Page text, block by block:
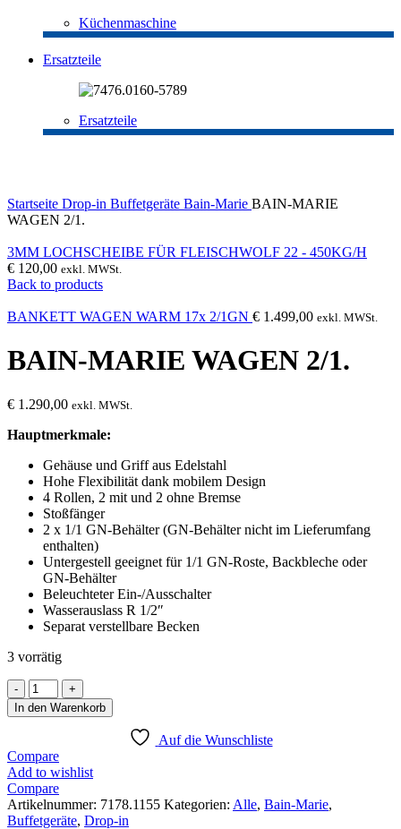
Küchenmaschine
Ersatzteile
Ersatzteile
Startseite Drop-in Buffetgeräte Bain-Marie BAIN-MARIE
WAGEN 2/1.
3MM LOCHSCHEIBE FÜR FLEISCHWOLF 22 - 450KG/H
€ 120,00 exkl. MWSt.
Back to products
BANKETT WAGEN WARM 17x 2/1GN € 1.499,00 exkl. MWSt.
BAIN-MARIE WAGEN 2/1.
€ 1.290,00 exkl. MWSt.
Hauptmerkmale:
Gehäuse und Griff aus Edelstahl
Hohe Flexibilität dank mobilem Design
4 Rollen, 2 mit und 2 ohne Bremse
Stoßfänger
2 x 1/1 GN-Behälter (GN-Behälter nicht im Lieferumfang
enthalten)
Untergestell geeignet für 1/1 GN-Roste, Backbleche oder
GN-Behälter
Beleuchteter Ein-/Ausschalter
Wasserauslass R 1/2″
Separat verstellbare Becken
3 vorrätig
BAIN-
MARIE
WAGEN
Menge
In den Warenkorb
Auf die Wunschliste
Compare
Add to wishlist
Compare
Artikelnummer: 7178.1155 Kategorien: Alle, Bain-Marie,
Buffetgeräte, Drop-in